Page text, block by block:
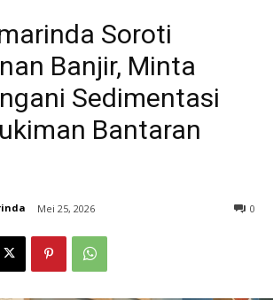
Soroti
Banjir, Minta
Sedimentasi
Bantaran
Mei 25, 2026 0